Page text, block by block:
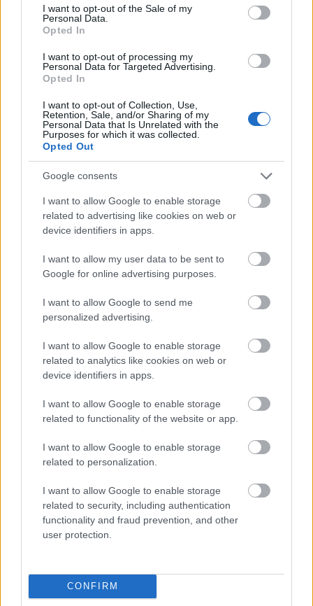
consent section.
I want to opt-out of the Sale of my
Personal Data.
Opted In
I want to opt-out of processing my
Personal Data for Targeted Advertising.
Opted In
I want to opt-out of Collection, Use,
Retention, Sale, and/or Sharing of my
Personal Data that Is Unrelated with the
Purposes for which it was collected.
Opted Out
Google consents
I want to allow Google to enable storage
related to advertising like cookies on web or
device identifiers in apps.
I want to allow my user data to be sent to
Google for online advertising purposes.
I want to allow Google to send me
personalized advertising.
I want to allow Google to enable storage
related to analytics like cookies on web or
device identifiers in apps.
I want to allow Google to enable storage
related to functionality of the website or app.
I want to allow Google to enable storage
related to personalization.
I want to allow Google to enable storage
related to security, including authentication
functionality and fraud prevention, and other
user protection.
CONFIRM
Dénes Balázs: Az Orbán-kormány
intézkedései a jogállam alapjaira
törnek
2011. október 18.
Mára tarthatatlan helyzetet idézett elő, hogy a
rendszerváltás óta minden kormány rettenetes
mértékben húzta a nagy ellátórendszerek, az
oktatás, az egészségügy és a nyugdíjrendszer
átalakítását, a hatalmi elit minden fronton csődöt
mondott, vélekedik Dénes Balázs. A TASZ elnöke
szerint az…
Gyöngyöspata-bizottság: a média a
hibás